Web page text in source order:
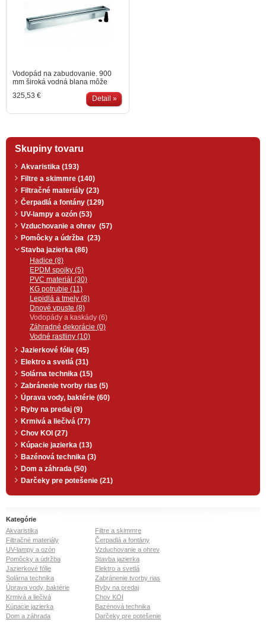
Vodopád na zabudovanie. 900
mm široká vodná blana môže
padať z výšky až jedného metra.
Vodopád má zabudované
šrúbenie 1 1/4" na dvoch stranách
- pre viac možností napojenia.
325,53 € Detail »
Skupiny tovaru
Akvaristika (193)
Filtre a skimmre (140)
Filtračné materiály (23)
Čerpadlá a fontány (129)
UV-lampy a ozón (53)
Vzduchovanie a ohrev (57)
Pomôcky a údržba (23)
Stavba jazierka (86)
Hadice (8)
EPDM spojky (5)
PVC materiál (30)
KG potrubie (11)
Lepidlá a tmely (8)
Dnové vpuste (8)
Vodopády a kaskády (6)
Záhradné dekorácie (0)
Vodné rastliny (10)
Jazierkové fólie (45)
Elektro a svetlá (31)
Solárna technika (15)
Zabránenie tvorby rias (5)
Úprava vody, baktérie (60)
Ryby na predaj (9)
Krmivá a liečivá (77)
Chov KOI (27)
Kúpacie jazierka (13)
Bazénová technika (3)
Dom a záhrada (50)
Darčeky pre potešenie (21)
Kategórie
Akvaristika
Filtre a skimmre
Filtračné materiály
Čerpadlá a fontány
UV-lampy a ozón
Vzduchovanie a ohrev
Pomôcky a údržba
Stavba jazierka
Jazierkové fólie
Elektro a svetlá
Solárna technika
Zabránenie tvorby rias
Úprava vody, baktérie
Ryby na predaj
Krmivá a liečivá
Chov KOI
Kúpacie jazierka
Bazénová technika
Dom a záhrada
Darčeky pre potešenie